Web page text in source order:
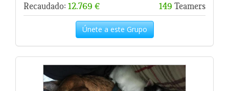
Recaudado: 12.769 € 149 Teamers
Únete a este Grupo